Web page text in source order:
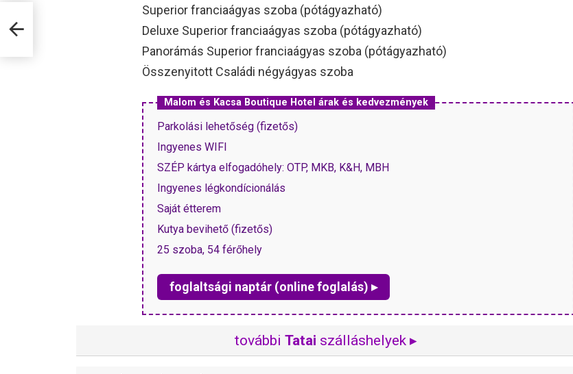
Superior franciaágyas szoba (pótágyazható)
Deluxe Superior franciaágyas szoba (pótágyazható)
Panorámás Superior franciaágyas szoba (pótágyazható)
Összenyitott Családi négyágyas szoba
Malom és Kacsa Boutique Hotel árak és kedvezmények
Parkolási lehetőség (fizetős)
Ingyenes WIFI
SZÉP kártya elfogadóhely: OTP, MKB, K&H, MBH
Ingyenes légkondícionálás
Saját étterem
Kutya bevihető (fizetős)
25 szoba, 54 férőhely
foglaltsági naptár (online foglalás) ▸
további Tatai szálláshelyek ▸